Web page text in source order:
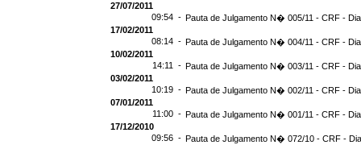
27/07/2011
09:54 - Pauta de Julgamento N� 005/11 - CRF -
17/02/2011
08:14 - Pauta de Julgamento N� 004/11 - CRF -
10/02/2011
14:11 - Pauta de Julgamento N� 003/11 - CRF -
03/02/2011
10:19 - Pauta de Julgamento N� 002/11 - CRF -
07/01/2011
11:00 - Pauta de Julgamento N� 001/11 - CRF -
17/12/2010
09:56 - Pauta de Julgamento N� 072/10 - CRF -